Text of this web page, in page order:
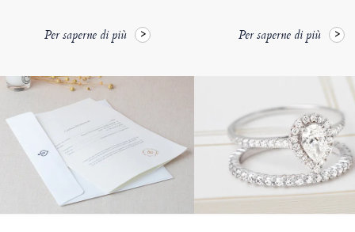
Per saperne di più Per saperne di più